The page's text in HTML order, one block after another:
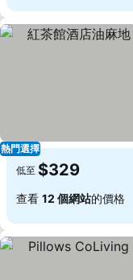
熱門選擇
低至 $329
查看 12 個網站的價格